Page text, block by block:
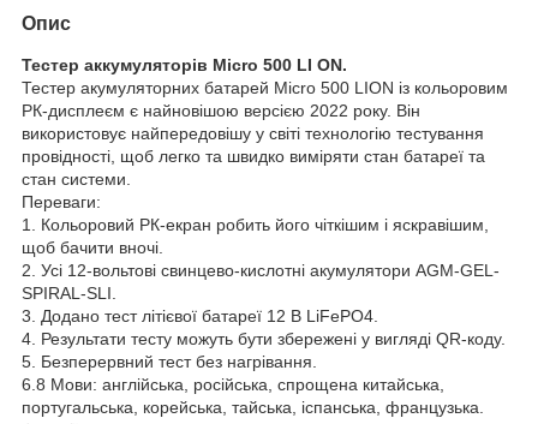
Опис
Тестер аккумуляторів Micro 500 LI ON.
Тестер акумуляторних батарей Micro 500 LION із кольоровим
РК-дисплеєм є найновішою версією 2022 року. Він
використовує найпередовішу у світі технологію тестування
провідності, щоб легко та швидко виміряти стан батареї та
стан системи.
Переваги:
1. Кольоровий РК-екран робить його чіткішим і яскравішим,
щоб бачити вночі.
2. Усі 12-вольтові свинцево-кислотні акумулятори AGM-GEL-
SPIRAL-SLI.
3. Додано тест літієвої батареї 12 В LiFePO4.
4. Результати тесту можуть бути збережені у вигляді QR-коду.
5. Безперервний тест без нагрівання.
6.8 Мови: англійська, російська, спрощена китайська,
португальська, корейська, тайська, іспанська, французька.